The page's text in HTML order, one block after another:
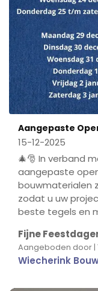
Aangepaste
15-12-2025
🎄🎅 In verband
aangepaste
bouwmaterialen
zodat u uw
beste tegels en
Fijne
Aangeboden door |
Wiecherink